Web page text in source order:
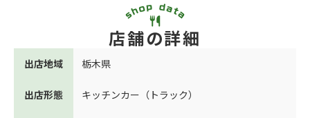
店舗の詳細
出店地域 栃木県
出店形態 キッチンカー（トラック）